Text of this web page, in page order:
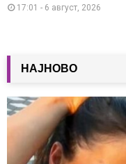
17:01 - 6 август, 2026
НАЈНОВО